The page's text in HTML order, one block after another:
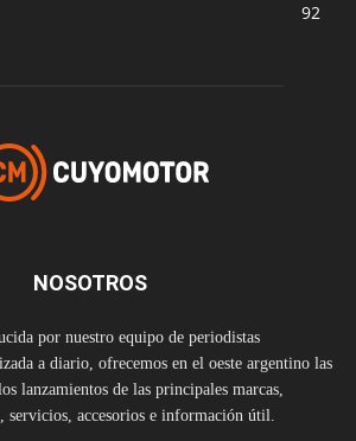
92
NOSOTROS
por nuestro equipo de periodistas
a diario, ofrecemos en el oeste argentino las
lanzamientos de las principales marcas,
servicios, accesorios e información útil.